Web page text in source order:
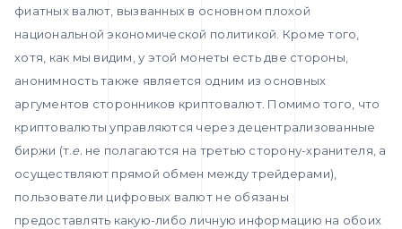
фиатных валют, вызванных в основном плохой
национальной экономической политикой. Кроме того,
хотя, как мы видим, у этой монеты есть две стороны,
анонимность также является одним из основных
аргументов сторонников криптовалют. Помимо того, что
криптовалюты управляются через децентрализованные
биржи (т. е. не полагаются на третью сторону-хранителя, а
осуществляют прямой обмен между трейдерами),
пользователи цифровых валют не обязаны
предоставлять какую-либо личную информацию на обоих